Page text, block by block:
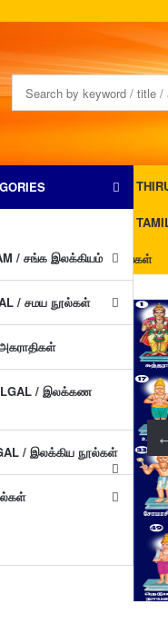
/ சங்க இலக்கியம்
/ சமய நூல்கள்
/ இலக்கண
/ இலக்கிய நூல்கள்
ஜேம்ஸ் ஆலன் புத்தகங்கள்